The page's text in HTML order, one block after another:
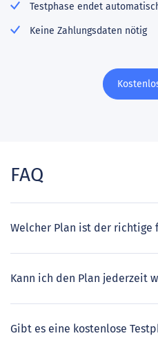
Testphase endet
Keine Zahlungsdaten nötig
FAQ
Welcher Plan ist der richtige
Kann ich den Plan jederzeit
Gibt es eine kostenlose